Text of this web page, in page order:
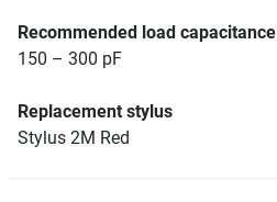
Recommended load capacitance
150 – 300 pF
Replacement stylus
Stylus 2M Red